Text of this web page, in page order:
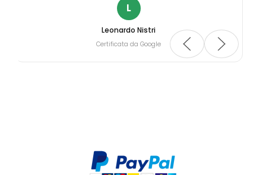
L
Leonardo Nistri
Certificata da Google